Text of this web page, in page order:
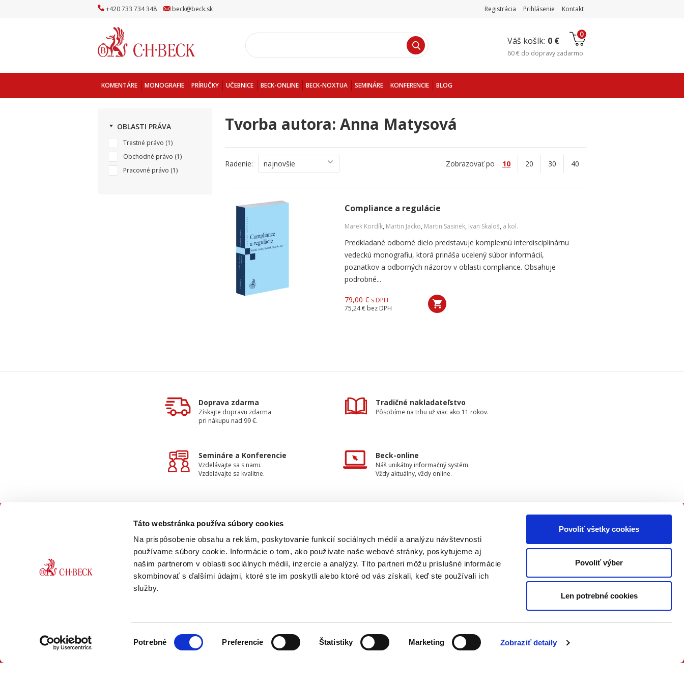
Táto webstránka používa súbory cookies
Na prispôsobenie obsahu a reklám, poskytovanie funkcií sociálnych médií a analýzu návštevnosti
používame súbory cookie. Informácie o tom, ako používate naše webové stránky, poskytujeme aj
našim partnerom v oblasti sociálnych médií, inzercie a analýzy. Títo partneri môžu príslušné informácie
skombinovať s ďalšími údajmi, ktoré ste im poskytli alebo ktoré od vás získali, keď ste používali ich
služby.
Potrebné Preferencie Štatistiky Marketing Zobraziť detaily
Povoliť všetky cookies
Povoliť výber
Len potrebné cookies
+420733 734348 beck@beck.sk Registrácia Prihlásenie Kontakt
Váš košík: 0 €
0
60 € do dopravy zadarmo.
KOMENTÁRE MONOGRAFIE PRÍRUČKY UČEBNICE BECK-ONLINE BECK-NOXTUA SEMINÁRE KONFERENCIE BLOG
OBLASTI PRÁVA
Trestné právo (1)
Obchodné právo (1)
Pracovné právo (1)
Tvorba autora: Anna Matysová
Radenie: najnovšie Zobrazovať po 10 20 30 40
Compliance a regulácie
Marek Kordík, Martin Jacko, Martin Sasinek, Ivan Skaloš, a kol.
Predkladané odborné dielo predstavuje komplexnú interdisciplinárnu
vedeckú monografiu, ktorá prináša ucelený súbor informácií,
poznatkov a odborných názorov v oblasti compliance. Obsahuje
podrobné...
79,00 € s DPH
75,24 € bez DPH
Doprava zdarma
Získajte dopravu zdarma
pri nákupu nad 99 €.
Tradičné nakladateľstvo
Pôsobíme na trhu už viac ako 11 rokov.
Semináre a Konferencie
Vzdelávajte sa s nami.
Vzdelávajte sa kvalitne.
Beck-online
Náš unikátny informačný systém.
Vždy aktuálny, vždy online.
KONTAKTUJTE NÁS
+420 733 734 348
beck@beck.sk
INFORMÁCIE
O nakladateľstve
Ochrana osobných údajov
Kontakty
PRIPOJTE SA K NÁM
Buďte informovaní o našich
novinkách, seminároch,
konferenciách a akčných ponukách
Prečítajte si, ako naše nakladateľstvo